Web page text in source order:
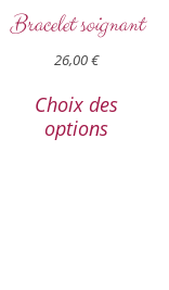
Bracelet soignant
26,00€
Choix des
options